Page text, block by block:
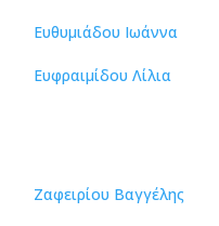
Ευθυμιάδου Ιωάννα
Ευφραιμίδου Λίλια
Ζαφειρίου Βαγγέλης